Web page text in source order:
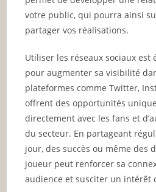
votre public, qui pourra ainsi
partager vos réalisations.
Utiliser les réseaux sociaux
pour augmenter sa visibilité
plateformes comme Twitter,
offrent des opportunités
directement avec les fans et
du secteur. En partageant
jour, des succès ou même des
joueur peut renforcer sa
audience et susciter un intérêt